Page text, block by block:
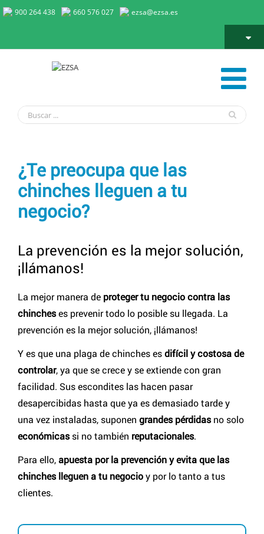
900 264 438 660 576 027 ezsa@ezsa.es
¿Te preocupa que las
chinches lleguen a tu
negocio?
La prevención es la mejor solución,
¡llámanos!
La mejor manera de proteger tu negocio contra las
chincheses prevenir todo lo posible su llegada. La
prevención es la mejor solución, ¡llámanos!
Y es que una plaga de chinches esdifícil y costosa de
controlar, ya que se crece y se extiende con gran
facilidad. Sus escondites las hacen pasar
desapercibidas hasta que ya es demasiado tarde y
una vez instaladas, suponen grandes pérdidasno solo
económicassi no también reputacionales.
Para ello,apuesta por la prevención y evita que las
chinches lleguen a tu negocioy por lo tanto a tus
clientes.